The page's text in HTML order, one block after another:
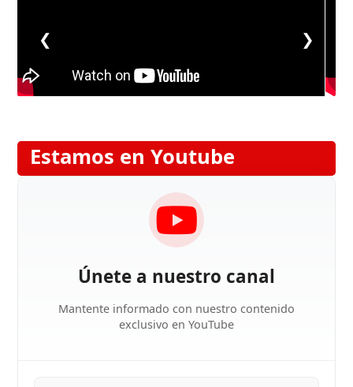
❮ ❯
Estamos en Youtube
Únete a nuestro canal
Mantente informado con nuestro contenido
exclusivo en YouTube